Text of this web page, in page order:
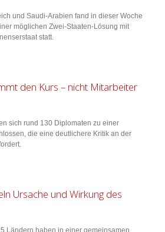
und Saudi-Arabien fand in dieser Woche
möglichen Zwei-Staaten-Lösung mit
statt.
den Kurs – nicht Mitarbeiter
sich rund 130 Diplomaten zu einer
die eine deutlichere Kritik an der
Ursache und Wirkung des
Ländern haben in einer gemeinsamen